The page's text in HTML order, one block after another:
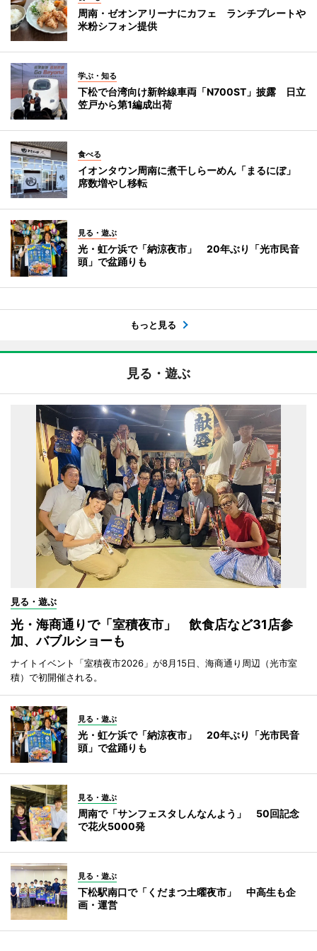
周南・ゼオンアリーナにカフェ ランチプレートや
米粉シフォン提供
学ぶ・知る
下松で台湾向け新幹線車両「N700ST」披露 日立
笠戸から第1編成出荷
食べる
イオンタウン周南に煮干しらーめん「まるにぼ」
席数増やし移転
見る・遊ぶ
光・虹ケ浜で「納涼夜市」 20年ぶり「光市民音
頭」で盆踊りも
もっと見る
見る・遊ぶ
見る・遊ぶ
光・海商通りで「室積夜市」 飲食店など31店参
加、バブルショーも
ナイトイベント「室積夜市2026」が8月15日、海商通り周辺（光市室
積）で初開催される。
見る・遊ぶ
光・虹ケ浜で「納涼夜市」 20年ぶり「光市民音
頭」で盆踊りも
見る・遊ぶ
周南で「サンフェスタしんなんよう」 50回記念
で花火5000発
見る・遊ぶ
下松駅南口で「くだまつ土曜夜市」 中高生も企
画・運営